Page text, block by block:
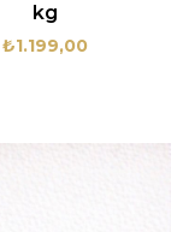
kg
₺1.199,00